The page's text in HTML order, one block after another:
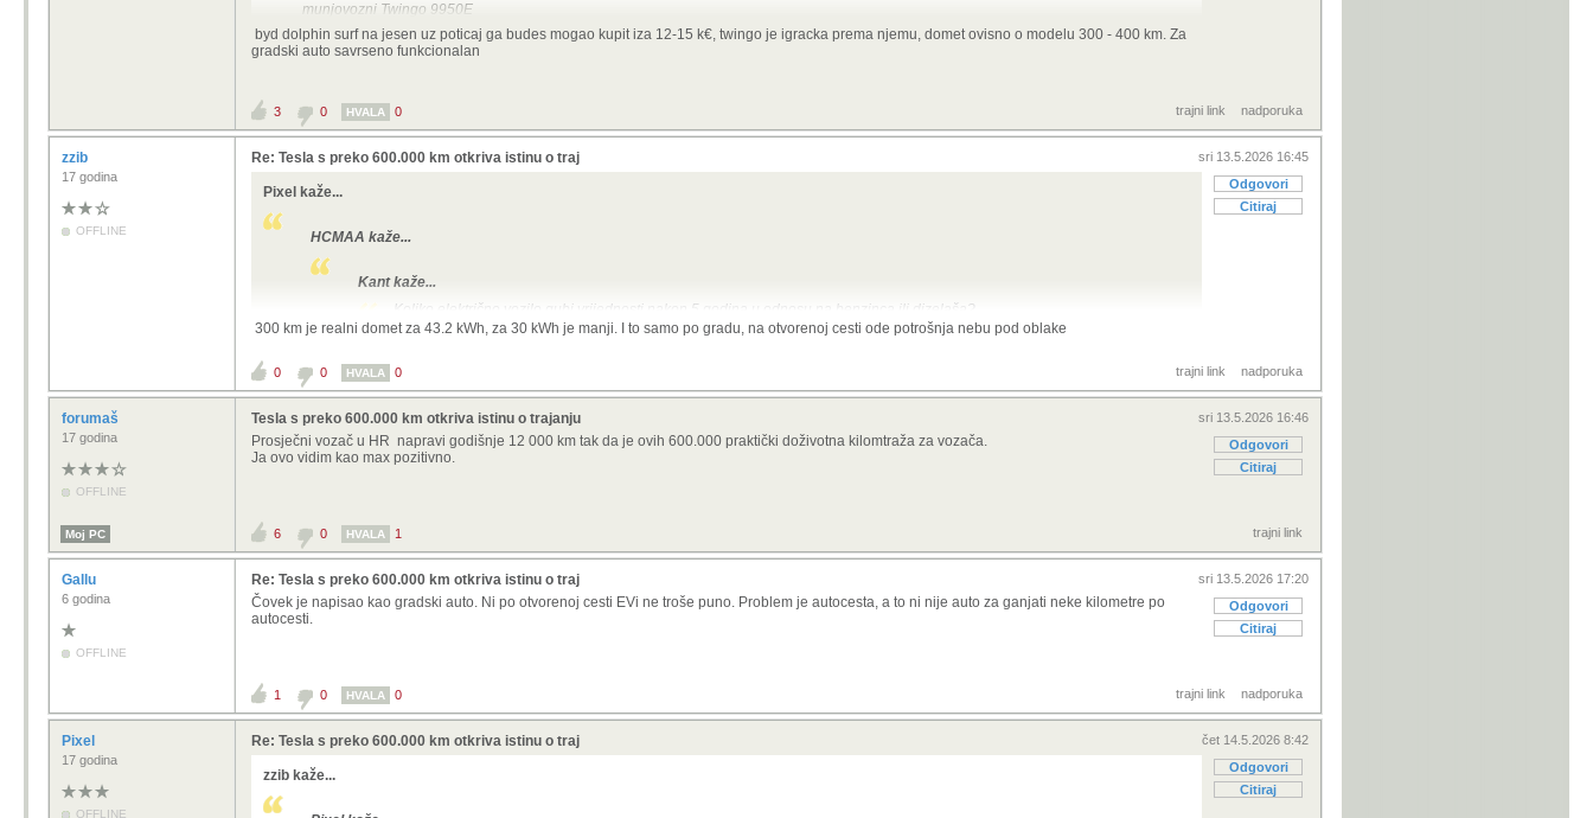
munjovozni Twingo 9950E
ima još dva oglasa ispodo vog slični kilometri za 9500E
Prodajem mali strujić kupljen nov 2021. g. u Hrvatskoj i redovito održavan u ovlaštenom servisu. Prešao je oko 54000km, registriran do
stariji modeli imaju bateriju od 21kWh...baterija nova takva za solare dođe 5000E...samo ovih 120--180km dometa bode oči...ako se
nadopunjava na strujnim pumpama onda isplativost po kilometru gubi smisao...jedino kučno punjenje opravdava cijenu
jednostavno..onog trenutka kada dobijemo recimo za twingo bateriju koja uz istu masu i volumen udvostruči kapacitet...onda je to početak
kraja dinosaur prdekala...do tada skup šport
byd dolphin surf na jesen uz poticaj ga budes mogao kupit iza 12-15 k€, twingo je igracka prema njemu, domet ovisno o modelu 300 - 400 km. Za
gradski auto savrseno funkcionalan
trajni link nadporuka
3 0 HVALA 0
zzib
17 godina
OFFLINE
sri 13.5.2026 16:45
Odgovori
Citiraj
Re: Tesla s preko 600.000 km otkriva istinu o traj
Pixel kaže...
HCMAA kaže...
Kant kaže...
Koliko električno vozilo gubi vrijednosti nakon 5 godina u odnosu na benzinca ili dizelaša?
ima još dva oglasa ispodo vog slični kilometri za 9500E
Prodajem mali strujić kupljen nov 2021. g. u Hrvatskoj i redovito održavan u ovlaštenom servisu. Prešao je oko 54000km,
registriran do 31.10.2025. Garancija na vozilo do 11.2026., garancija na bateriju do 6.10.2029. ili 160000km.
punom baterijom je oko 120km zimi i 180km ljeti.Automatik, troši oko 2,8 EUR/100km ako se puni doma, monofazni AC
punjač ide uz auto. Bez zamjena.
jednostavno..onog trenutka kada dobijemo recimo za twingo bateriju koja uz istu masu i volumen udvostruči kapacitet...onda je
to početak kraja dinosaur prdekala...do tada skup šport
byd dolphin surf na jesen uz poticaj ga budes mogao kupit iza 12-15 k€, twingo je igracka prema njemu, domet ovisno o modelu 300 -
400 km. Za gradski auto savrseno funkcionalan
300 km je realni domet za 43.2 kWh, za 30 kWh je manji. I to samo po gradu, na otvorenoj cesti ode potrošnja nebu pod oblake
trajni link nadporuka
0 0 HVALA 0
forumaš
17 godina
OFFLINE
sri 13.5.2026 16:46
Odgovori
Citiraj
Tesla s preko 600.000 km otkriva istinu o trajanju
Prosječni vozač u HR napravi godišnje 12 000 km tak da je ovih 600.000 praktički doživotna kilomtraža za vozača.
Ja ovo vidim kao max pozitivno.
Moj PC trajni link
6 0 HVALA 1
Gallu
6 godina
OFFLINE
sri 13.5.2026 17:20
Odgovori
Citiraj
Re: Tesla s preko 600.000 km otkriva istinu o traj
Čovek je napisao kao gradski auto. Ni po otvorenoj cesti EVi ne troše puno. Problem je autocesta, a to ni nije auto za ganjati neke kilometre po
autocesti.
trajni link nadporuka
1 0 HVALA 0
Pixel
17 godina
OFFLINE
čet 14.5.2026 8:42
Odgovori
Citiraj
Re: Tesla s preko 600.000 km otkriva istinu o traj
zzib kaže...